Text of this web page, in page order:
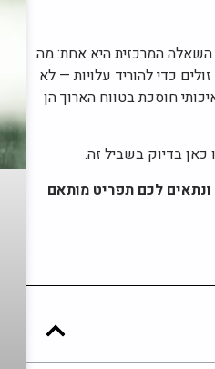
השאלה המרכזית היא אחת: מה
כדי להוריד עלויות — לא
חוסכת בטווח הארוך הן
בדיוק בשביל זה.
לכם תפריט מותאם